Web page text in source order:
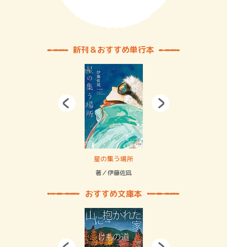
新刊＆おすすめ単行本
星の集う場所
著／伊藤佐凪
おすすめ文庫本